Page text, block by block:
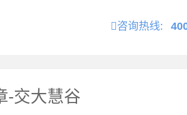
咨询热线:
-交大慧谷